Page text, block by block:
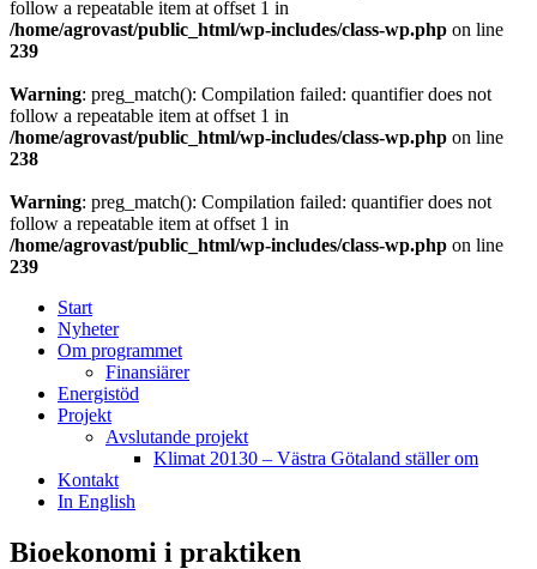
follow a repeatable item at offset 1 in
/home/agrovast/public_html/wp-includes/class-wp.php on line
239
Warning: preg_match(): Compilation failed: quantifier does not
follow a repeatable item at offset 1 in
/home/agrovast/public_html/wp-includes/class-wp.php on line
238
Warning: preg_match(): Compilation failed: quantifier does not
follow a repeatable item at offset 1 in
/home/agrovast/public_html/wp-includes/class-wp.php on line
239
Start
Nyheter
Om programmet
Finansiärer
Energistöd
Projekt
Avslutande projekt
Klimat 20130 – Västra Götaland ställer om
Kontakt
In English
Bioekonomi i praktiken